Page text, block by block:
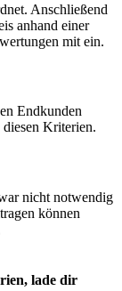
Anschließend
anhand einer
mit ein.
Endkunden
Kriterien.
nicht notwendig
können
lade dir